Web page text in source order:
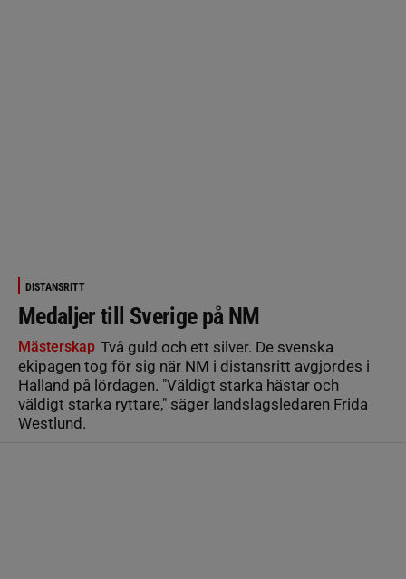
DISTANSRITT
Medaljer till Sverige på NM
Mästerskap Två guld och ett silver. De svenska
ekipagen tog för sig när NM i distansritt avgjordes i
Halland på lördagen. "Väldigt starka hästar och
väldigt starka ryttare," säger landslagsledaren Frida
Westlund.